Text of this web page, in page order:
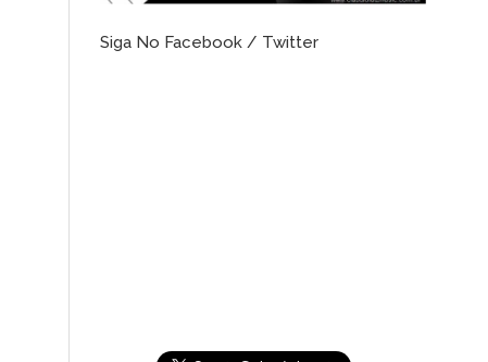
Siga No Facebook / Twitter